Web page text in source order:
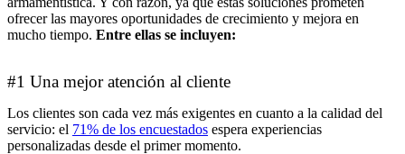
ofrecer las mayores oportunidades de crecimiento y mejora en
mucho tiempo. Entre ellas se incluyen:
#1 Una mejor atención al cliente
Los clientes son cada vez más exigentes en cuanto a la calidad del
servicio: el 71% de los encuestados espera experiencias
personalizadas desde el primer momento.